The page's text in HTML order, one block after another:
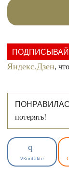
Яндекс.Дзен,
потерять!
VKontakte